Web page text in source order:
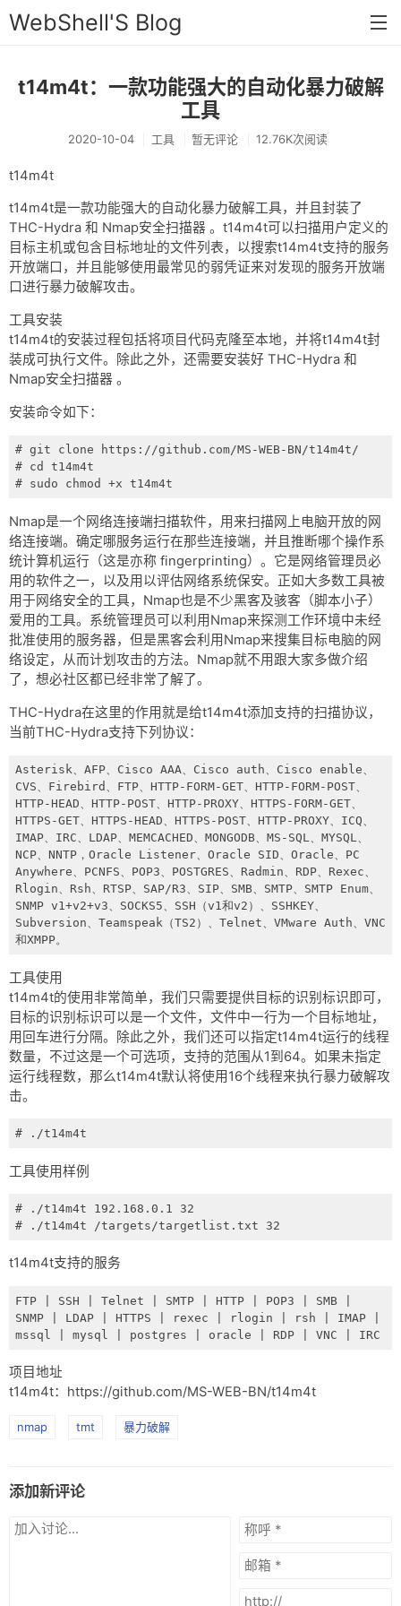
WebShell'S Blog
首页
分类
技术
工具
链接
Rss
t14m4t：一款功能强大的自动化暴力破解
工具
2020-10-04 工具 暂无评论 12.76K次阅读
t14m4t
t14m4t是一款功能强大的自动化暴力破解工具，并且封装了
THC-Hydra 和 Nmap安全扫描器 。t14m4t可以扫描用户定义的
目标主机或包含目标地址的文件列表，以搜索t14m4t支持的服务
开放端口，并且能够使用最常见的弱凭证来对发现的服务开放端
口进行暴力破解攻击。
工具安装
t14m4t的安装过程包括将项目代码克隆至本地，并将t14m4t封
装成可执行文件。除此之外，还需要安装好 THC-Hydra 和
Nmap安全扫描器 。
安装命令如下：
# git clone https://github.com/MS-WEB-BN/t14m4t/
# cd t14m4t
# sudo chmod +x t14m4t
Nmap是一个网络连接端扫描软件，用来扫描网上电脑开放的网
络连接端。确定哪服务运行在那些连接端，并且推断哪个操作系
统计算机运行（这是亦称 fingerprinting）。它是网络管理员必
用的软件之一，以及用以评估网络系统保安。正如大多数工具被
用于网络安全的工具，Nmap也是不少黑客及骇客（脚本小子）
爱用的工具。系统管理员可以利用Nmap来探测工作环境中未经
批准使用的服务器，但是黑客会利用Nmap来搜集目标电脑的网
络设定，从而计划攻击的方法。Nmap就不用跟大家多做介绍
了，想必社区都已经非常了解了。
THC-Hydra在这里的作用就是给t14m4t添加支持的扫描协议，
当前THC-Hydra支持下列协议：
Asterisk、AFP、Cisco AAA、Cisco auth、Cisco enable、
CVS、Firebird、FTP、HTTP-FORM-GET、HTTP-FORM-POST、
HTTP-HEAD、HTTP-POST、HTTP-PROXY、HTTPS-FORM-GET、
HTTPS-GET、HTTPS-HEAD、HTTPS-POST、HTTP-PROXY、ICQ、
IMAP、IRC、LDAP、MEMCACHED、MONGODB、MS-SQL、MYSQL、
NCP、NNTP，Oracle Listener、Oracle SID、Oracle、PC
Anywhere、PCNFS、POP3、POSTGRES、Radmin、RDP、Rexec、
Rlogin、Rsh、RTSP、SAP/R3、SIP、SMB、SMTP、SMTP Enum、
SNMP v1+v2+v3、SOCKS5、SSH（v1和v2）、SSHKEY、
Subversion、Teamspeak（TS2）、Telnet、VMware Auth、VNC
和XMPP。
工具使用
t14m4t的使用非常简单，我们只需要提供目标的识别标识即可，
目标的识别标识可以是一个文件，文件中一行为一个目标地址，
用回车进行分隔。除此之外，我们还可以指定t14m4t运行的线程
数量，不过这是一个可选项，支持的范围从1到64。如果未指定
运行线程数，那么t14m4t默认将使用16个线程来执行暴力破解攻
击。
# ./t14m4t
工具使用样例
# ./t14m4t 192.168.0.1 32
# ./t14m4t /targets/targetlist.txt 32
t14m4t支持的服务
FTP | SSH | Telnet | SMTP | HTTP | POP3 | SMB |
SNMP | LDAP | HTTPS | rexec | rlogin | rsh | IMAP |
mssql | mysql | postgres | oracle | RDP | VNC | IRC
项目地址
t14m4t：https://github.com/MS-WEB-BN/t14m4t
nmap tmt 暴力破解
添加新评论